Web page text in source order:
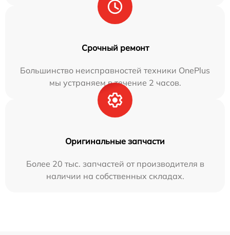
Срочный ремонт
Большинство неисправностей техники OnePlus
мы устраняем в течение 2 часов.
Оригинальные запчасти
Более 20 тыс. запчастей от производителя в
наличии на собственных складах.